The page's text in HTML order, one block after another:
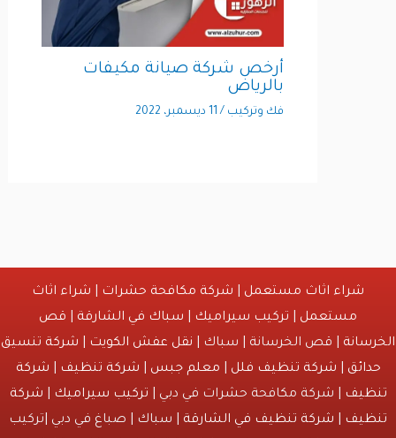
أرخص شركة صيانة مكيفات
بالرياض
فك وتركيب/11 ديسمبر، 2022
شراء اثاث مستعمل|شركة مكافحة حشرات|شراء اثاث
مستعمل|تركيب سيراميك|سباك في الشارقة|قص
| قص الخرسانة | سباك |نقل عفش الكويت|شركة تنسيق
|شركة تنظيف فلل |معلم جبس|شركة تنظيف|شركة
| شركة مكافحة حشرات في دبي |تركيب سيراميك|شركة
|شركة تنظيف في الشارقة| سباك | صباغ في دبي |تركيب